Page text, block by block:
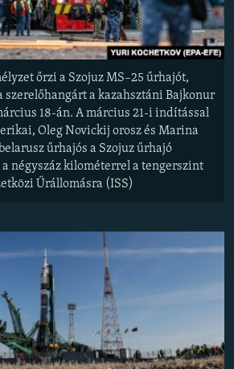
őrzi a Szojuz MS–25 űrhajót,
szerelőhangárt a kazahsztáni Bajkonur
18-án. A március 21-i indítással
Oleg Novickij orosz és Marina
űrhajós a Szojuz űrhajó
négyszáz kilométerrel a tengerszint
Űrállomásra (ISS)